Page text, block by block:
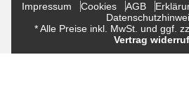
Impressum Cookies AGB
* Alle Preise inkl. MwSt. und ggf.
Vertrag